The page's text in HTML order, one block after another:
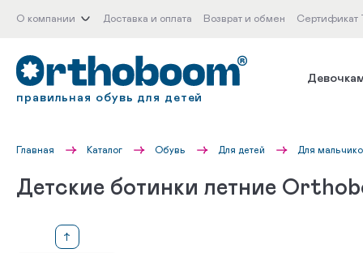
О компании Доставка и оплата Возврат и обмен Сертификат
правильная обувь для детей
Главная Каталог Обувь Для детей Для
Детские ботинки летние